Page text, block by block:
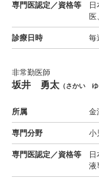
専門医認定／資格等
医
診療日時 毎
非常勤医師
坂井 勇太 （さかい ゆ
所属 金
専門分野 小
専門医認定／資格等
液